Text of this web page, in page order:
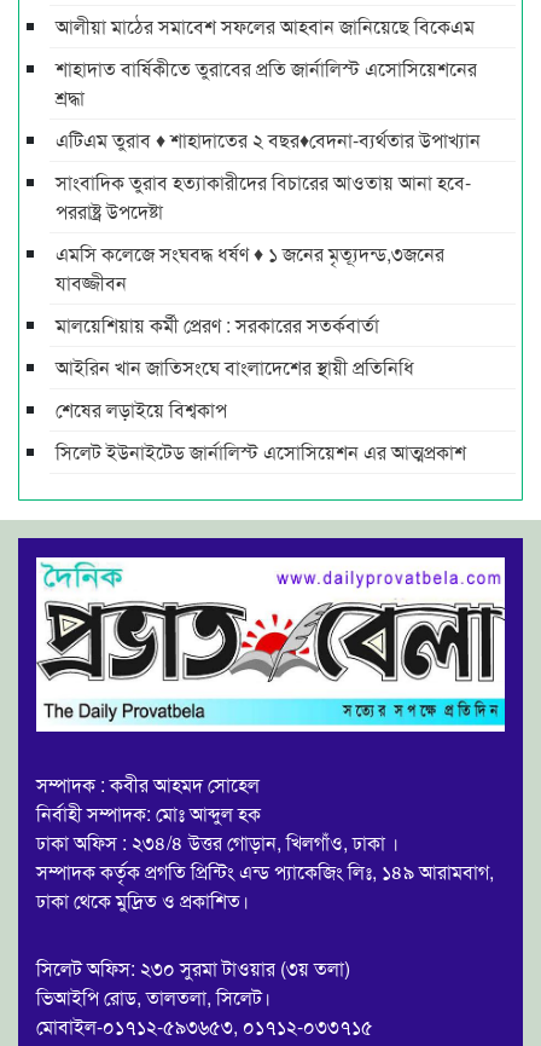
আলীয়া মাঠের সমাবেশ সফলের আহবান জানিয়েছে বিকেএম
শাহাদাত বার্ষিকীতে তুরাবের প্রতি জার্নালিস্ট এসোসিয়েশনের
শ্রদ্ধা
এটিএম তুরাব ♦ শাহাদাতের ২ বছর♦বেদনা-ব্যর্থতার উপাখ্যান
সাংবাদিক তুরাব হত্যাকারীদের বিচারের আওতায় আনা হবে-
পররাষ্ট্র উপদেষ্টা
এমসি কলেজে সংঘবদ্ধ ধর্ষণ ♦ ১ জনের মৃত্যূদন্ড,৩জনের
যাবজ্জীবন
মালয়েশিয়ায় কর্মী প্রেরণ : সরকারের সতর্কবার্তা
আইরিন খান জাতিসংঘে বাংলাদেশের স্থায়ী প্রতিনিধি
শেষের লড়াইয়ে বিশ্বকাপ
সিলেট ইউনাইটেড জার্নালিস্ট এসোসিয়েশন এর আত্মপ্রকাশ
সম্পাদক : কবীর আহমদ সোহেল
নির্বাহী সম্পাদক: মোঃ আব্দুল হক
ঢাকা অফিস : ২৩৪/৪ উত্তর গোড়ান, খিলগাঁও, ঢাকা ।
সম্পাদক কর্তৃক প্রগতি প্রিন্টিং এন্ড প্যাকেজিং লিঃ, ১৪৯ আরামবাগ,
ঢাকা থেকে মুদ্রিত ও প্রকাশিত।
সিলেট অফিস: ২৩০ সুরমা টাওয়ার (৩য় তলা)
ভিআইপি রোড, তালতলা, সিলেট।
মোবাইল-০১৭১২-৫৯৩৬৫৩, ০১৭১২-০৩৩৭১৫